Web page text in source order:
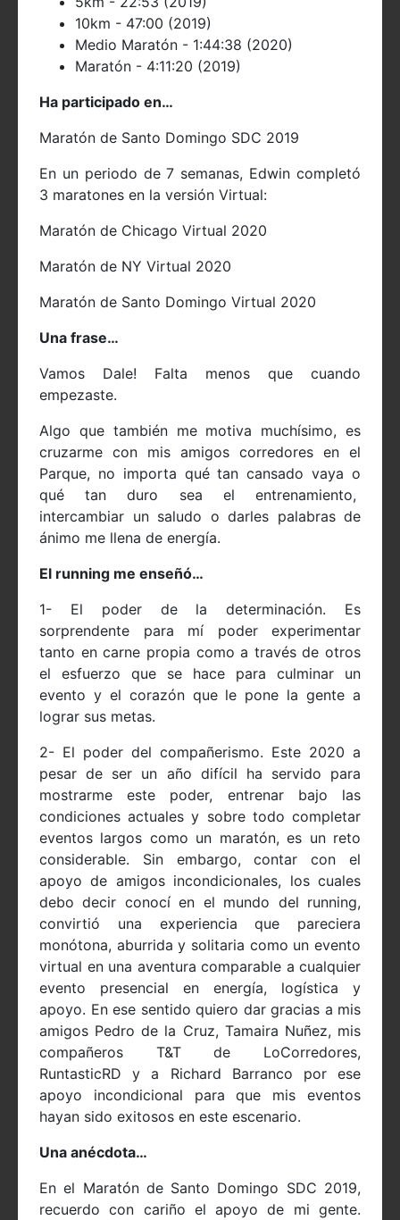
10km - 47:00 (2019)
Medio Maratón - 1:44:38 (2020)
Maratón - 4:11:20 (2019)
Ha participado en…
Maratón de Santo Domingo SDC 2019
En un periodo de 7 semanas, Edwin completó
3 maratones en la versión Virtual:
Maratón de Chicago Virtual 2020
Maratón de NY Virtual 2020
Maratón de Santo Domingo Virtual 2020
Una frase…
Vamos Dale! Falta menos que cuando
empezaste.
Algo que también me motiva muchísimo, es
cruzarme con mis amigos corredores en el
Parque, no importa qué tan cansado vaya o
qué tan duro sea el entrenamiento,
intercambiar un saludo o darles palabras de
ánimo me llena de energía.
El running me enseñó…
1- El poder de la determinación. Es
sorprendente para mí poder experimentar
tanto en carne propia como a través de otros
el esfuerzo que se hace para culminar un
evento y el corazón que le pone la gente a
lograr sus metas.
2- El poder del compañerismo. Este 2020 a
pesar de ser un año difícil ha servido para
mostrarme este poder, entrenar bajo las
condiciones actuales y sobre todo completar
eventos largos como un maratón, es un reto
considerable. Sin embargo, contar con el
apoyo de amigos incondicionales, los cuales
debo decir conocí en el mundo del running,
convirtió una experiencia que pareciera
monótona, aburrida y solitaria como un evento
virtual en una aventura comparable a cualquier
evento presencial en energía, logística y
apoyo. En ese sentido quiero dar gracias a mis
amigos Pedro de la Cruz, Tamaira Nuñez, mis
compañeros T&T de LoCorredores,
RuntasticRD y a Richard Barranco por ese
apoyo incondicional para que mis eventos
hayan sido exitosos en este escenario.
Una anécdota…
En el Maratón de Santo Domingo SDC 2019,
recuerdo con cariño el apoyo de mi gente.